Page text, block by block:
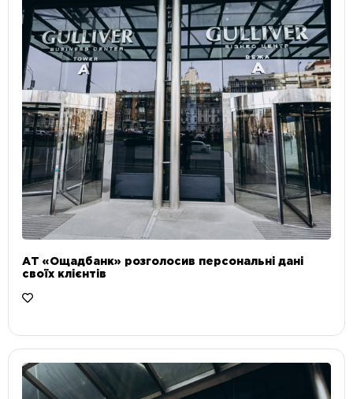
АТ «Ощадбанк» розголосив персональні дані
своїх клієнтів